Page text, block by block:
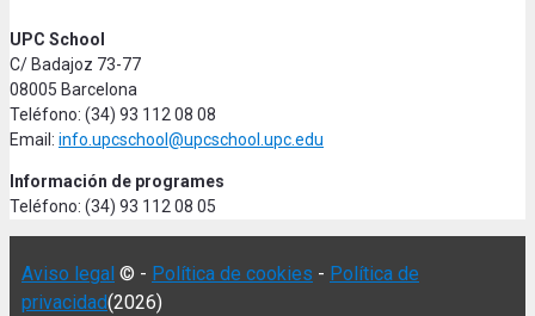
UPC School
C/ Badajoz 73-77
08005 Barcelona
Teléfono: (34) 93 112 08 08
Email: info.upcschool@upcschool.upc.edu
Información de programes
Teléfono: (34) 93 112 08 05
Aviso legal © - Política de cookies - Política de
privacidad(2026)